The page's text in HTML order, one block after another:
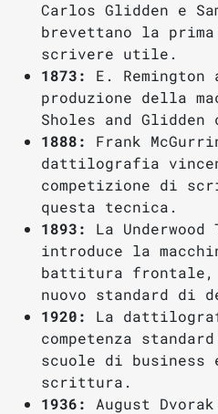
Carlos Glidden e
brevettano la prima
scrivere utile.
1873:
E.
produzione della
Sholes and Glidden
1888:
Frank
dattilografia
competizione di
questa tecnica.
1893:
La Underwood
introduce la
battitura frontale,
nuovo standard di
1920:
La
competenza
scuole di
scrittura.
1936:
August